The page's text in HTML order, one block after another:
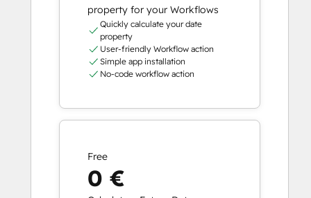
property for your Workflows
Quickly calculate your date
property
User-friendly Workflow action
Simple app installation
No-code workflow action
Free
0 €